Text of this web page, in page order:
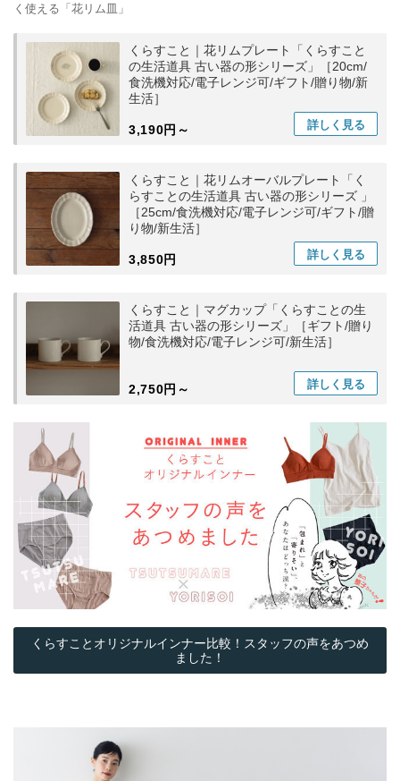
く使える「花リム皿」
くらすこと｜花リムプレート「くらすこと
の生活道具 古い器の形シリーズ」［20cm/
食洗機対応/電子レンジ可/ギフト/贈り物/新
生活］
3,190円～ 詳しく 見る
くらすこと｜花リムオーバルプレート「く
らすことの生活道具 古い器の形シリーズ 」
［25cm/食洗機対応/電子レンジ可/ギフト/贈
り物/新生活］
3,850円 詳しく 見る
くらすこと｜マグカップ「くらすことの生
活道具 古い器の形シリーズ」［ギフト/贈り
物/食洗機対応/電子レンジ可/新生活］
2,750円～ 詳しく 見る
くらすことオリジナルインナー比較！スタッフの声をあつめ
ました！